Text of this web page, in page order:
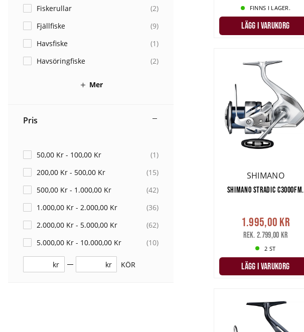
Fiskerullar
(2)
Fjällfiske
(9)
Havsfiske
(1)
Havsöringfiske
(2)
Mer
Pris
50,00 Kr - 100,00 Kr (1)
200,00 Kr - 500,00 Kr
(15)
500,00 Kr - 1.000,00 Kr
(42)
1.000,00 Kr - 2.000,00 Kr
(36)
2.000,00 Kr - 5.000,00 Kr
(62)
5.000,00 Kr - 10.000,00 Kr
(10)
kr kr KÖR
FINNS I LAGER.
LÄGG I VARUKORG
SHIMANO
SHIMANO STRADIC C3000FM.
1.995,00 kr
Rek. 2.799,00 kr
2 ST
LÄGG I VARUKORG